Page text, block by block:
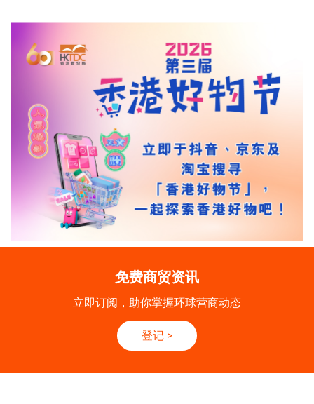
免费商贸资讯
立即订阅，助你掌握环球营商动态
登记 >